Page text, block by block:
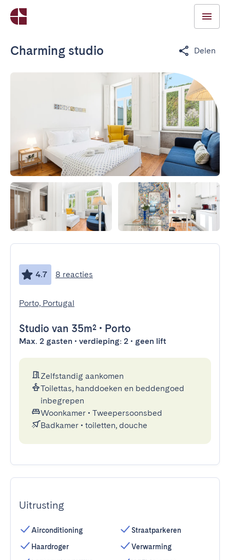
Charming studio Delen
4.7 8 reacties
Porto, Portugal
Studio van 35m² • Porto
Max. 2 gasten • verdieping: 2 • geen lift
Zelfstandig aankomen
Toilettas, handdoeken en beddengoed
inbegrepen
Woonkamer • Tweepersoonsbed
Badkamer • toiletten, douche
Uitrusting
Airconditioning
Haardroger
Straatparkeren
Verwarming